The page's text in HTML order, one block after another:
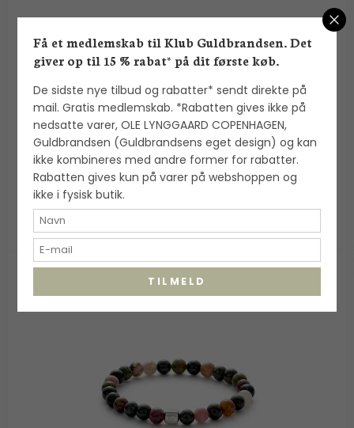
armbånd (8mm) - C00240
Alexander Lynggaard
700,00 DKK
VIS PRODUKT
Få et medlemskab til Klub Guldbrandsen. Det
giver op til 15 % rabat* på dit første køb.
De sidste nye tilbud og rabatter* sendt direkte på
mail. Gratis medlemskab. *Rabatten gives ikke på
nedsatte varer, OLE LYNGGAARD COPENHAGEN,
Guldbrandsen (Guldbrandsens eget design) og kan
ikke kombineres med andre former for rabatter.
Rabatten gives kun på varer på webshoppen og
ikke i fysisk butik.
TILMELD